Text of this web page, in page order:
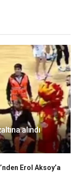
alındı
Erol Aksoy’a